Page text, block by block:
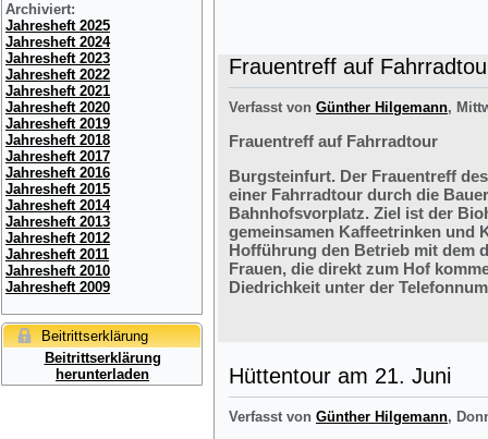
Archiviert:
Jahresheft 2025
Jahresheft 2024
Jahresheft 2023
Jahresheft 2022
Jahresheft 2021
Jahresheft 2020
Jahresheft 2019
Jahresheft 2018
Jahresheft 2017
Jahresheft 2016
Jahresheft 2015
Jahresheft 2014
Jahresheft 2013
Jahresheft 2012
Jahresheft 2011
Jahresheft 2010
Jahresheft 2009
Beitrittserklärung
Beitrittserklärung
herunterladen
Frauentreff auf
Verfasst von Günther Hilgemann,
Frauentreff auf Fahrradtour
Burgsteinfurt. Der Frauentreff
einer Fahrradtour durch die
Bahnhofsvorplatz. Ziel ist der
gemeinsamen Kaffeetrinken und
Hofführung den Betrieb mit dem
Frauen, die direkt zum Hof
Diedrichkeit unter der
Hüttentour am 21. Juni
Verfasst von Günther Hilgemann,